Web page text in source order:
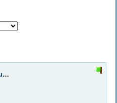
ChevalierEonDeBeaumont